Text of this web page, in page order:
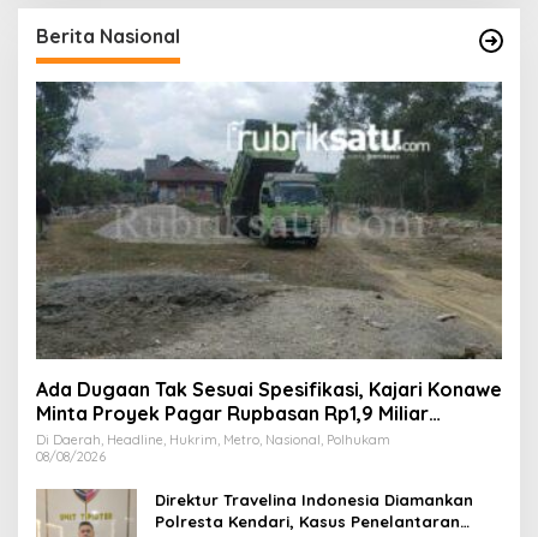
Berita Nasional
Ada Dugaan Tak Sesuai Spesifikasi, Kajari Konawe
Minta Proyek Pagar Rupbasan Rp1,9 Miliar
Dihentikan
Di Daerah, Headline, Hukrim, Metro, Nasional, Polhukam
08/08/2026
Direktur Travelina Indonesia Diamankan
Polresta Kendari, Kasus Penelantaran